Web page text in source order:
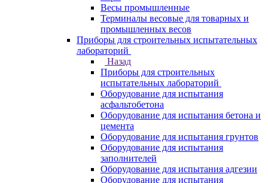
Весы промышленные
Терминалы весовые для товарных и
промышленных весов
Приборы для строительных испытательных
лабораторий
Назад
Приборы для строительных
испытательных лабораторий
Оборудование для испытания
асфальтобетона
Оборудование для испытания бетона и
цемента
Оборудование для испытания грунтов
Оборудование для испытания
заполнителей
Оборудование для испытания адгезии
Оборудование для испытания